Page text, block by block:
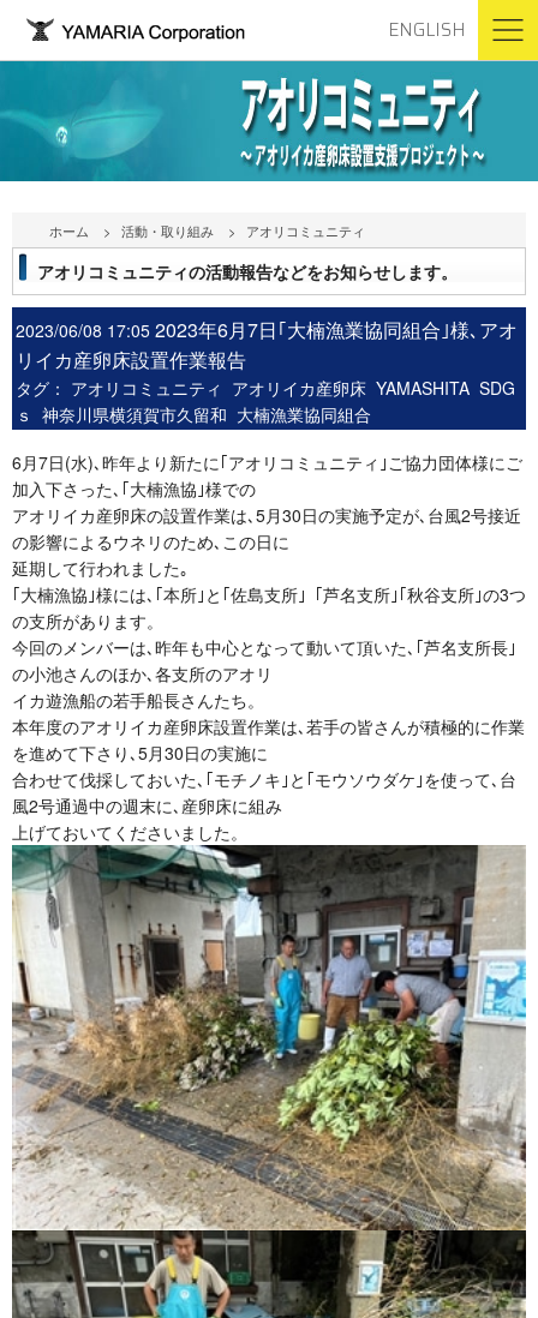
ENGLISH
ホーム 活動・取り組み アオリコミュニティ
アオリコミュニティの活動報告などをお知らせします。
2023/06/08 17:05 2023年6月7日｢大楠漁業協同組合｣様､アオ
リイカ産卵床設置作業報告
タグ： アオリコミュニティ アオリイカ産卵床 YAMASHITA SDG
ｓ 神奈川県横須賀市久留和 大楠漁業協同組合
6月7日(水)､昨年より新たに｢アオリコミュニティ｣ご協力団体様にご
加入下さった､｢大楠漁協｣様での
アオリイカ産卵床の設置作業は､5月30日の実施予定が､台風2号接近
の影響によるウネリのため､この日に
延期して行われました｡
｢大楠漁協｣様には､｢本所｣と｢佐島支所｣「芦名支所｣｢秋谷支所｣の3つ
の支所があります。
今回のメンバーは､昨年も中心となって動いて頂いた､｢芦名支所長｣
の小池さんのほか､各支所のアオリ
イカ遊漁船の若手船長さんたち。
本年度のアオリイカ産卵床設置作業は､若手の皆さんが積極的に作業
を進めて下さり､5月30日の実施に
合わせて伐採しておいた､｢モチノキ｣と｢モウソウダケ｣を使って､台
風2号通過中の週末に､産卵床に組み
上げておいてくださいました。